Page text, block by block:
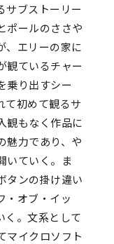
サブストーリー
ポールのささや
、エリーの家に
観ているチャー
乗り出すシー
て初めて観るサ
観もなく作品に
魅力であり、や
いていく。ま
タンの掛け違い
・オブ・イッ
く。文系として
マイクロソフト